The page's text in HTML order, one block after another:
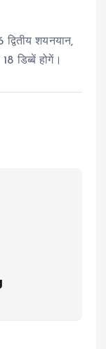
शयनयान,
डिब्बें होगें।